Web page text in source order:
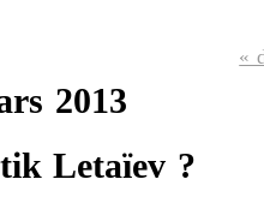
«
2013
Letaïev ?